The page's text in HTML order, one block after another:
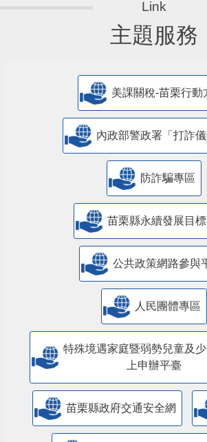
主題服務
美課關稅-苗栗行動
內政部警政署「打詐儀
防詐騙專區
苗栗縣永續發展目
公共政策網路參與
人民團體專區
特殊境遇家庭暨弱勢兒童及
上申辦平臺
苗栗縣政府交通安全網